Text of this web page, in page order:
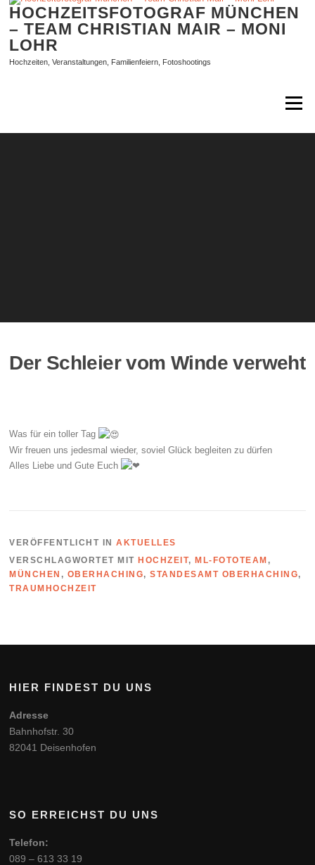
Zum
springen
HOCHZEITSFOTOGRAF MÜNCHEN
– TEAM CHRISTIAN MAIR – MONI
LOHR
Hochzeiten, Veranstaltungen, Familienfeiern, Fotoshootings
Menü
Der Schleier vom Winde verweht
Was für ein toller Tag
Wir freuen uns jedesmal wieder, soviel Glück begleiten zu dürfen
Alles Liebe und Gute Euch
VERÖFFENTLICHT INAKTUELLES
VERSCHLAGWORTET MIT HOCHZEIT, ML-FOTOTEAM ,
MÜNCHEN , OBERHACHING,STANDESAMT OBERHACHING,
TRAUMHOCHZEIT
HIER FINDEST DU UNS
Adresse
Bahnhofstr. 30
82041 Deisenhofen
SO ERREICHST DU UNS
Telefon:
089 – 613 33 19